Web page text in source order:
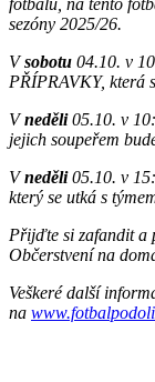
sezóny 2025/26.
Vsobotu 04.10. v
PŘÍPRAVKY, která
Vneděli05.10. v
jejich soupeřem
Vneděli05.10. v
který se utká s
Přijďte si zafandit a
Občerstvení na
Veškeré další
na